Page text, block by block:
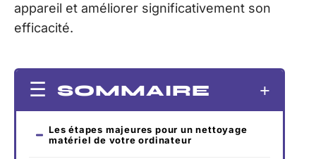
appareil et améliorer significativement son
efficacité.
SOMMAIRE
Les étapes majeures pour un nettoyage
matériel de votre ordinateur